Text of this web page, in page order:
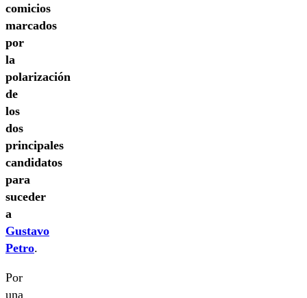
comicios
marcados
por
la
polarización
de
los
dos
principales
candidatos
para
suceder
a
Gustavo
Petro.
Por
una